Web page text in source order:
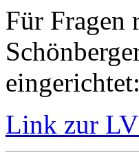
Für Fragen
eingerichtet:
Link zur